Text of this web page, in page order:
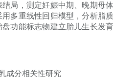
局，测定妊娠中期、晚期母
多重线性回归模型，分析脂
功能标志物建立胎儿生长发
成分相关性研究